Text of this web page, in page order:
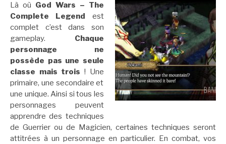
Là où God Wars – The
Complete Legend
est
complet c’est dans son
gameplay. Chaque
personnage ne
possède pas une seule
classe mais trois ! Une
primaire, une secondaire et
une unique. Ainsi si tous les
personnages peuvent
apprendre des techniques
de Guerrier ou de Magicien, certaines techniques seront
attitrées à un personnage en particulier. En combat, vos